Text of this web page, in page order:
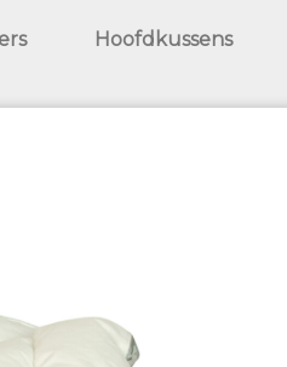
Hoofdkussens